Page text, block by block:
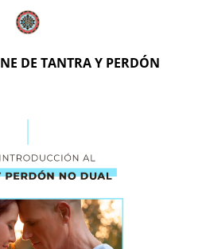
DE TANTRA Y PERDÓN